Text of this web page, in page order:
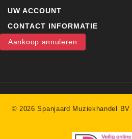
UW ACCOUNT
CONTACT INFORMATIE
Aankoop annuleren
© 2026 Spanjaard Muziekhandel BV